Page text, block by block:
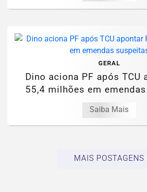
GERAL
Dino aciona PF após TCU
55,4 milhões em
Saiba Mais
MAIS POSTAGENS